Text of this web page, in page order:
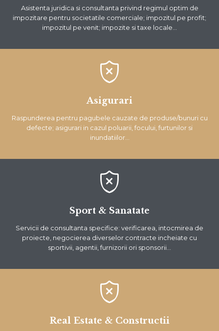
Asistenta juridica si consultanta privind regimul optim de
impozitare pentru societatile comerciale; impozitul pe profit;
impozitul pe venit; impozite si taxe locale…

Asigurari
Raspunderea pentru pagubele cauzate de produse/bunuri cu
defecte; asigurari in cazul poluarii, focului, furtunilor si
inundatiilor…

Sport & Sanatate
Servicii de consultanta specifice: verificarea, intocmirea de
proiecte, negocierea diverselor contracte incheiate cu
sportivii, agentii, furnizorii ori sponsorii…

Real Estate & Constructii